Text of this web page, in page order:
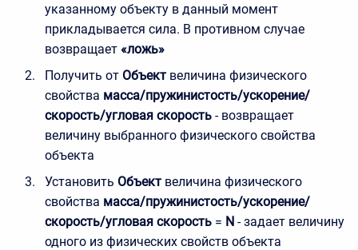
указанному объекту в данный момент
прикладывается сила. В противном случае
возвращает «ложь»
Получить от Объект величина физического
свойства масса/пружинистость/ускорение/
скорость/угловая скорость - возвращает
величину выбранного физического свойства
объекта
Установить Объект величина физического
свойства масса/пружинистость/ускорение/
скорость/угловая скорость = N - задает величину
одного из физических свойств объекта